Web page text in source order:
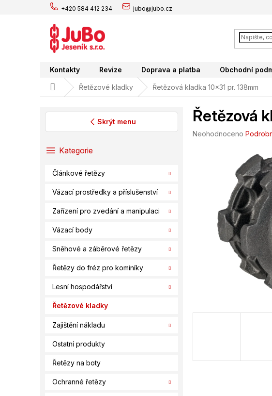
+420 584 412 234 jubo@jubo.cz
Kontakty Revize Doprava a platba Obchodní
Domů Řetězové kladky Řetězová kladka 10x31 pr. 138mm
Skrýt menu
PřeskočitKategorie
Článkové řetězy
Vázací prostředky a příslušenství
Zařízení pro zvedání a manipulaci
Vázací body
Sněhové a záběrové řetězy
Řetězy do fréz pro kominíky
Lesní hospodářství
Řetězové kladky
Zajištění nákladu
Ostatní produkty
Řetězy na boty
Ochranné řetězy
Řetězová
Průměrné
Neohodnoceno